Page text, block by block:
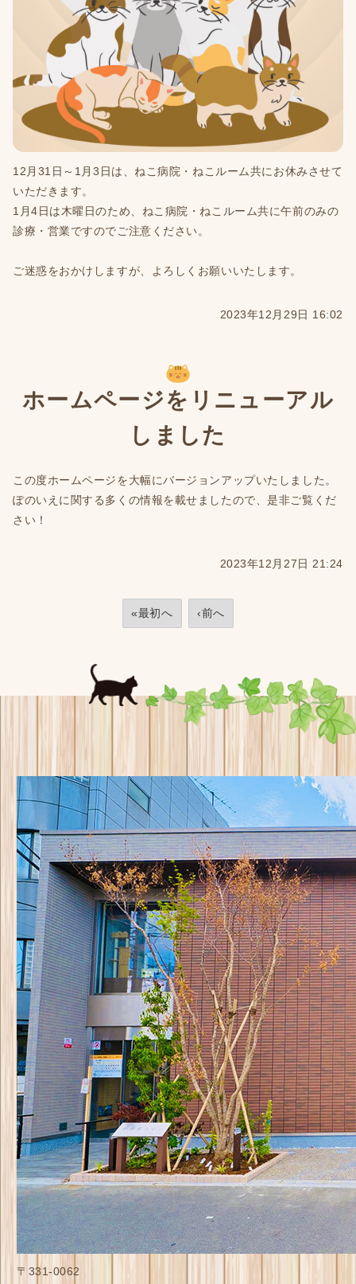
12月31日～1月3日は、ねこ病院・ねこルーム共にお休みさせて
いただきます。
1月4日は木曜日のため、ねこ病院・ねこルーム共に午前のみの
診療・営業ですのでご注意ください。
ご迷惑をおかけしますが、よろしくお願いいたします。
2023年12月29日 16:02
ホームページをリニューアル
しました
この度ホームページを大幅にバージョンアップいたしました。
ぽのいえに関する多くの情報を載せましたので、是非ご覧くだ
さい！
2023年12月27日 21:24
«最初へ ‹前へ
〒331-0062